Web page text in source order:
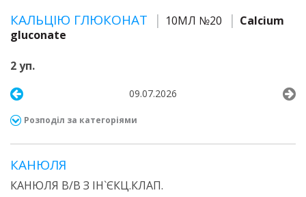
КАЛЬЦІЮ ГЛЮКОНАТ 10МЛ №20
Calcium
gluconate
2 уп.
09.07.2026
Розподіл за категоріями
КАНЮЛЯ
КАНЮЛЯ В/В З ІН`ЄКЦ.КЛАП.